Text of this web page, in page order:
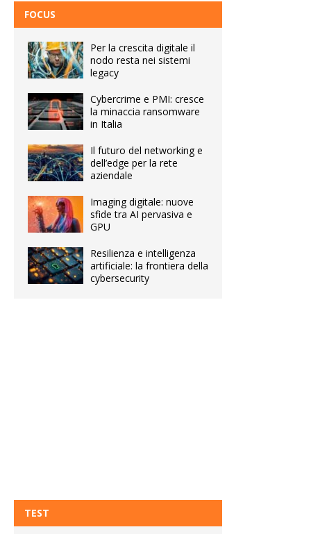
FOCUS
Per la crescita digitale il
nodo resta nei sistemi
legacy
Cybercrime e PMI: cresce
la minaccia ransomware
in Italia
Il futuro del networking e
dell’edge per la rete
aziendale
Imaging digitale: nuove
sfide tra AI pervasiva e
GPU
Resilienza e intelligenza
artificiale: la frontiera della
cybersecurity
TEST